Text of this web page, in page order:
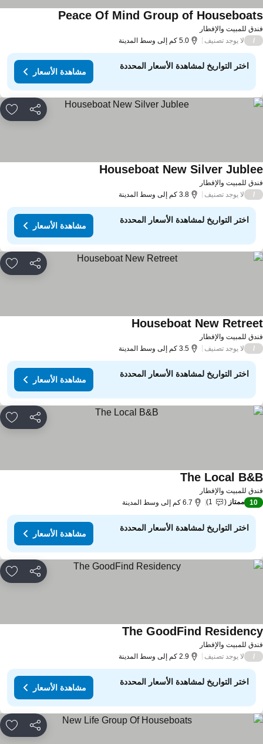
للمبيت والإفطار
Peace Of Mind Group of
لا يوجد تصنيف 5.0 كم إلى وسط المدينة
اختر التواريخ لمشاهدة الأسعار المحددة
مشاهدة الأسعار
مشاركة
للمبيت والإفطار
Houseboat New Silver
لا يوجد تصنيف 3.8 كم إلى وسط المدينة
اختر التواريخ لمشاهدة الأسعار المحددة
مشاهدة الأسعار
مشاركة
للمبيت والإفطار
Houseboat New
لا يوجد تصنيف 3.5 كم إلى وسط المدينة
اختر التواريخ لمشاهدة الأسعار المحددة
مشاهدة الأسعار
مشاركة
للمبيت والإفطار
The Local
10 ممتاز 1 6.7 كم إلى وسط المدينة
اختر التواريخ لمشاهدة الأسعار المحددة
مشاهدة الأسعار
مشاركة
للمبيت والإفطار
The GoodFind
لا يوجد تصنيف 2.9 كم إلى وسط المدينة
اختر التواريخ لمشاهدة الأسعار المحددة
مشاهدة الأسعار
مشاركة